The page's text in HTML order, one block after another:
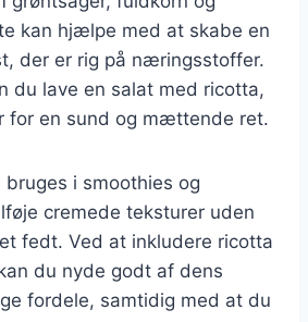
kan hjælpe med at skabe en
der er rig på næringsstoffer.
du lave en salat med ricotta,
for en sund og mættende ret.
bruges i smoothies og
cremede teksturer uden
fedt. Ved at inkludere ricotta
du nyde godt af dens
fordele, samtidig med at du